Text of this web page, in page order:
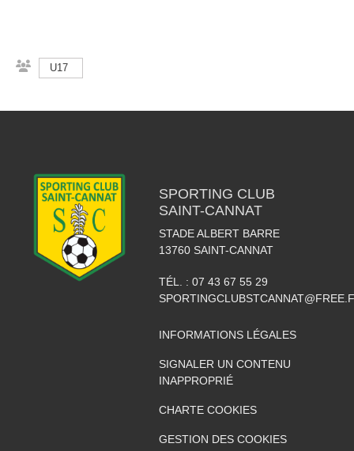
U17
SPORTING CLUB
SAINT-CANNAT
STADE ALBERT BARRE
13760 SAINT-CANNAT
TÉL. : 07 43 67 55 29
INFORMATIONS LÉGALES
SIGNALER UN CONTENU
INAPPROPRIÉ
CHARTE COOKIES
GESTION DES COOKIES